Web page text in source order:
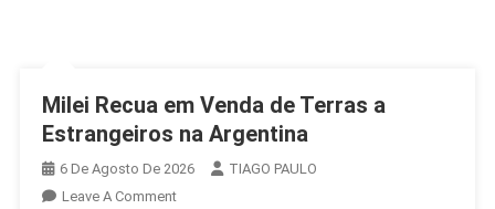
Milei Recua em Venda de Terras a
Estrangeiros na Argentina
6 De Agosto De 2026
TIAGO PAULO
Leave A CommentOn